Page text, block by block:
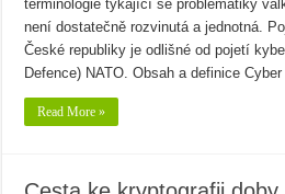
terminologie týkající se problematiky
není dostatečně rozvinutá a jednotná.
České republiky je odlišné od pojetí
Defence) NATO. Obsah a definice
Read More »